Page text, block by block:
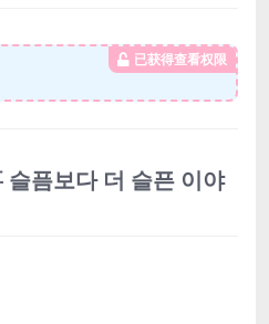
已获得查看权限
픔보다 더 슬픈 이야